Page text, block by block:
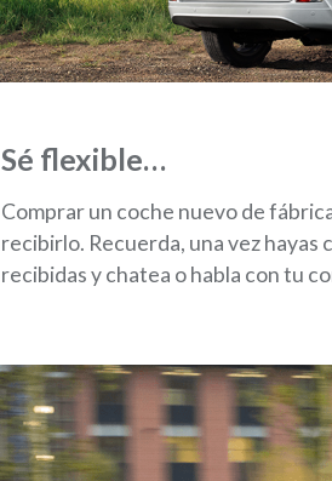
Sé flexible…
Comprar un coche nuevo de
recibirlo. Recuerda, una vez
recibidas y chatea o habla con tu